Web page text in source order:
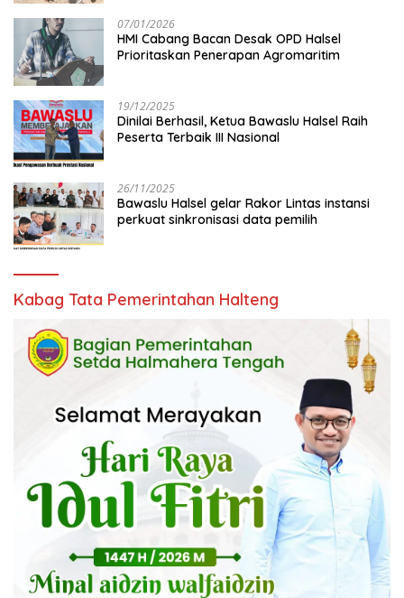
07/01/2026
HMI Cabang Bacan Desak OPD Halsel
Prioritaskan Penerapan Agromaritim
19/12/2025
Dinilai Berhasil, Ketua Bawaslu Halsel Raih
Peserta Terbaik III Nasional
26/11/2025
Bawaslu Halsel gelar Rakor Lintas instansi
perkuat sinkronisasi data pemilih
Kabag Tata Pemerintahan Halteng